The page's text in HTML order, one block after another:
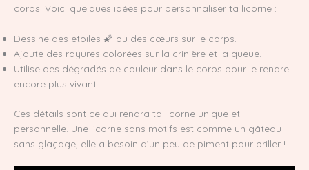
corps. Voici quelques idées pour personnaliser ta licorne :
Dessine des étoiles 🌠 ou des cœurs sur le corps.
Ajoute des rayures colorées sur la crinière et la queue.
Utilise des dégradés de couleur dans le corps pour le rendre
encore plus vivant.
Ces détails sont ce qui rendra ta licorne unique et
personnelle. Une licorne sans motifs est comme un gâteau
sans glaçage, elle a besoin d’un peu de piment pour briller !